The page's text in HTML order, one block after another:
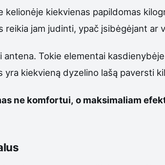
kiekvienas papildomas
jam judinti, ypač įsibėgėjant ar
Tokie elementai
yra kiekvieną dyzelino lašą paversti
ne komfortui, o maksimaliam